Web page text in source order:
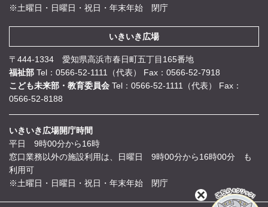
※土曜日・日曜日・祝日・年末年始 閉庁
いきいき広場
〒444-1334 愛知県高浜市春日町五丁目165番地
福祉部 Tel：0566-52-1111（代表）
Fax：0566-52-7918
こども未来部・教育委員会 Tel：0566-52-1111（代表）
Fax：
0566-52-8188
いきいき広場開庁時間
平日 9時00分から16時
窓口業務以外の施設利用は、日曜日 9時00分から16時00分 も
利用可
※土曜日・日曜日・祝日・年末年始 閉庁
閉